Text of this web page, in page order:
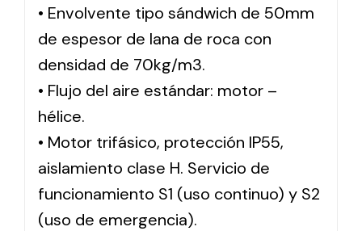
• Envolvente tipo sándwich de 50mm
de espesor de lana de roca con
densidad de 70kg/m3.
• Flujo del aire estándar: motor –
hélice.
• Motor trifásico, protección IP55,
aislamiento clase H. Servicio de
funcionamiento S1 (uso continuo) y S2
(uso de emergencia).